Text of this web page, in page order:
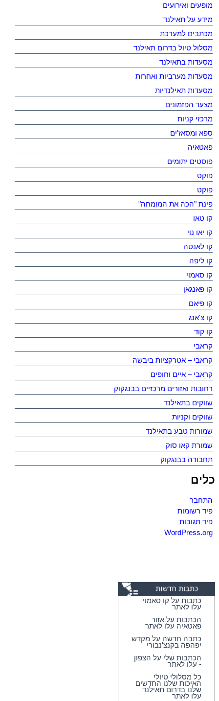
מופעים ואירועים
מידע על תאילנד
מכתבים למערכת
מסלול טיול בדרום תאילנד
מסעדות בתאילנד
מסעדות מערביות ואחרות
מסעדות תאילנדיות
מצעד הפזמונים
מרכזי קניות
ספא ומסאז'ים
פאטאיה
פוסטים יתומים
פוקט
פוקט
פינת "הכה את המומחה"
קו טאו
קו יאו נוי
קו לאנטה
קו ליפה
קו סאמוי
קו פאנגאן
קו פיאם
קו צ'אנג
קו קוד
קראבי
קראבי – אטרקציות ביבשה
קראבי – איים וחופים
רחובות ואזורים מרכזיים בבנגקוק
שווקים בתאילנד
שווקים וקניות
שמורות טבע בתאילנד
שמורת קאו סוק
תחבורה בבנגקוק
כלים
התחבר
פיד רשומות
פיד תגובות
WordPress.org
כתבות על קו סאמוי
עלו לאתר
הכתבות על אזור
פאטאיה עלו לאתר
כתבה חדשה על מקדש
יפהפה בקנצ'נבורי
הכתבות שלי על הצפון
- עלו לאתר
כל מסלולי טיולי
האיכות שלנו החדשים
שלנו בדרום תאילנד
עלו לאתר